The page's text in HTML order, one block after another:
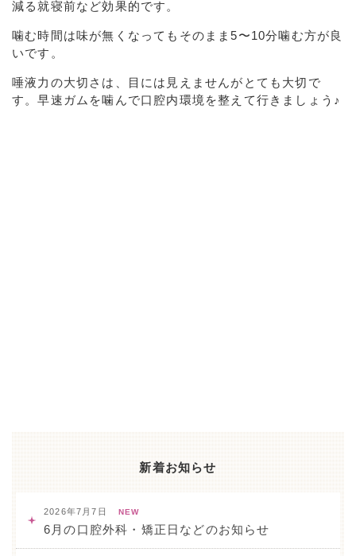
減る就寝前など効果的です。
噛む時間は味が無くなってもそのまま5〜10分噛む方が良
いです。
唾液力の大切さは、目には見えませんがとても大切で
す。早速ガムを噛んで口腔内環境を整えて行きましょう♪
新着お知らせ
2026年7月7日 NEW
6月の口腔外科・矯正日などのお知らせ